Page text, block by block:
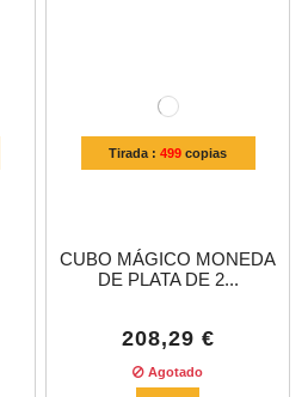
Tirada :499 copias
CUBO MÁGICO MONEDA
DE PLATA DE 2...
208,29 €
Agotado